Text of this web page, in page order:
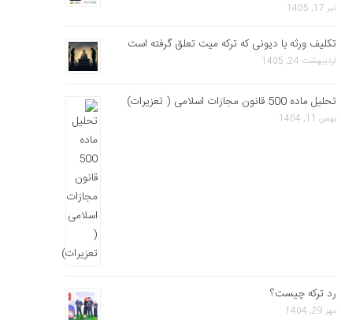
تیر 17, 1405
تکلیف ورثه با دیونی که ترکه میت تعلق گرفته است
اردیبهشت 24, 1405
تحلیل ماده 500 قانون مجازات اسلامی ( تعزیرات)
بهمن 11, 1404
رد ترکه چیست؟
مهر 29, 1404